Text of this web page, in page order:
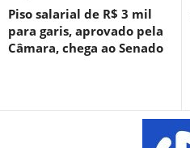
Piso salarial de R$ 3 mil
para garis, aprovado pela
Câmara, chega ao Senado